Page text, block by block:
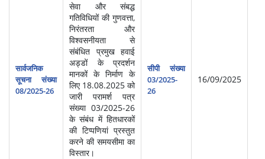
सार्वजनिक
सूचना संख्या
08/2025-26
सेवा और संबद्ध
गतिविधियों की गुणवत्ता,
निरंतरता और
विश्वसनीयता से
संबंधित प्रमुख हवाई
अड्डों के प्रदर्शन
मानकों के निर्माण के
लिए 18.08.2025 को
जारी परामर्श पत्र
संख्या 03/2025-26
के संबंध में हितधारकों
की टिप्पणियां प्रस्तुत
करने की समयसीमा का
विस्तार।
सीपी संख्या
03/2025-
26
16/09/2025